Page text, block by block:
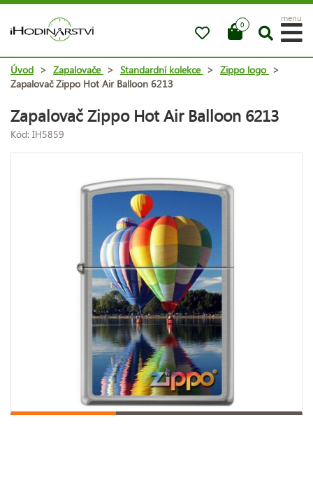
0
menu
Úvod > Zapalovače > Standardní kolekce > Zippo logo >
Zapalovač Zippo Hot Air Balloon 6213
Zapalovač Zippo Hot Air Balloon 6213
Kód: IH5859